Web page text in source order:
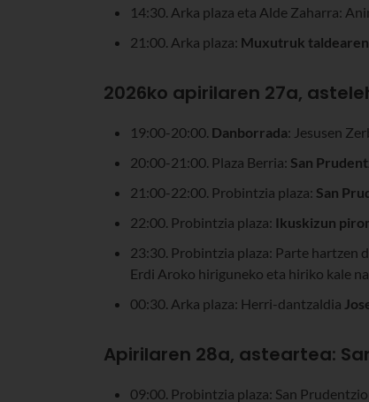
14:30. Arka plaza eta Alde Zaharra:
21:00. Arka plaza: Muxutruk
2026ko apirilaren 27a,
19:00-20:00. Danborrada: Jesusen
20:00-21:00. Plaza Berria: San
21:00-22:00. Probintzia plaza: San
22:00. Probintzia plaza: Ikuskizun
23:30. Probintzia plaza: Parte hartzen
Erdi Aroko hiriguneko eta hiriko kale
00:30. Arka plaza: Herri-dantzaldia
Apirilaren 28a, asteartea:
09:00. Probintzia plaza: San